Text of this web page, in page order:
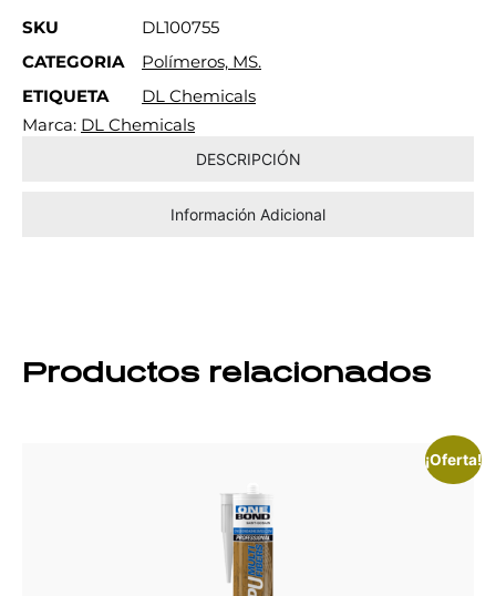
SKU
DL100755
CATEGORIA
Polímeros, MS.
ETIQUETA
DL Chemicals
Marca: DL Chemicals
DESCRIPCIÓN
Información Adicional
Productos relacionados
¡Oferta!